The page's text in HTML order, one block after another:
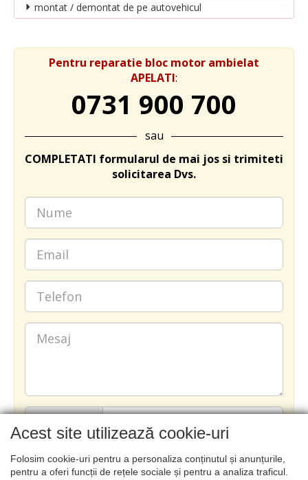
montat / demontat de pe autovehicul
Pentru reparatie bloc motor ambielat
APELATI:
0731 900 700
sau
COMPLETATI formularul de mai jos si trimiteti
solicitarea Dvs.
TRIMITE
Acest site utilizează cookie-uri
Folosim cookie-uri pentru a personaliza conținutul și anunțurile,
pentru a oferi funcții de rețele sociale și pentru a analiza traficul.